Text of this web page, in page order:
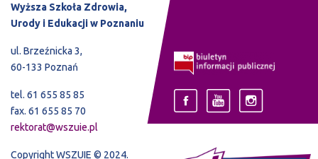
Wyższa Szkoła Zdrowia,
Urody i Edukacji w Poznaniu
ul. Brzeźnicka 3,
60-133 Poznań
tel. 61 655 85 85
fax. 61 655 85 70
rektorat@wszuie.pl
Copyright WSZUIE © 2024.